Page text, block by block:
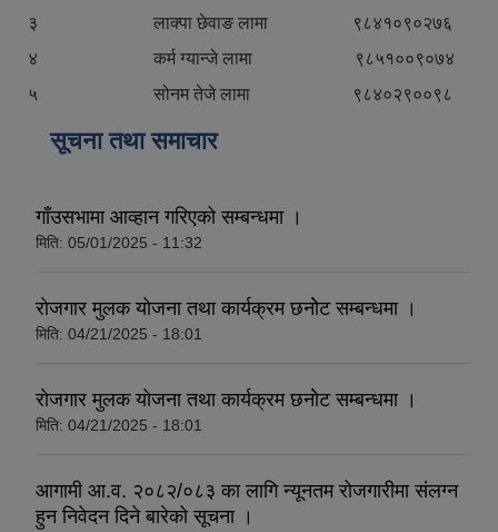
३ लाक्पा छेवाङ लामा ९८४१०९०२७६
४ कर्म ग्यान्जे लामा ९८५१००९०७४
५ सोनम तेजे लामा ९८४०२९००९८
सूचना तथा समाचार
गाँउसभामा आव्हान गरिएको सम्बन्धमा ।
मिति: 05/01/2025 - 11:32
राेजगार मुलक याेजना तथा कार्यक्रम छनाेेट सम्बन्धमा ।
मिति: 04/21/2025 - 18:01
राेजगार मुलक याेजना तथा कार्यक्रम छनाेेट सम्बन्धमा ।
मिति: 04/21/2025 - 18:01
आगामी आ.व. २०८२/०८३ का लागि न्यूनतम रोजगारीमा संलग्न
हुन निवेदन दिने बारेको सूचना ।